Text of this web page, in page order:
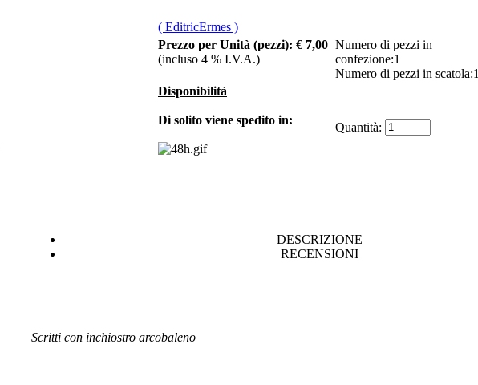
architettonica
€ 10,00
Modelli e metodi per
lâ€™analisi delle reti
di trasporto
ideale nella trattat.
( EditricErmes )
Prezzo per Unità (pezzi): € 7,00
(incluso 4 % I.V.A.)
Numero di pezzi in
confezione:1
Numero di pezzi in scatola:1
Disponibilità
Di solito viene spedito in: Quantità:
DESCRIZIONE
RECENSIONI
Scritti con inchiostro arcobaleno